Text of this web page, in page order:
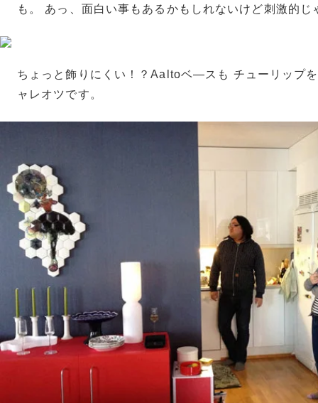
も。 あっ、面白い事もあるかもしれないけど刺激的じ
ちょっと飾りにくい！？Aaltoベ―スも チューリップ
ャレオツです。